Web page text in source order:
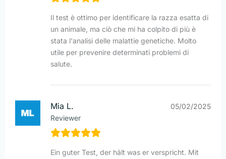
Il test è ottimo per identificare la razza esatta di
un animale, ma ciò che mi ha colpito di più è
stata l'analisi delle malattie genetiche. Molto
utile per prevenire determinati problemi di
salute.
Mia L.
Reviewer
05/02/2025
Ein guter Test, der hält was er verspricht. Mit